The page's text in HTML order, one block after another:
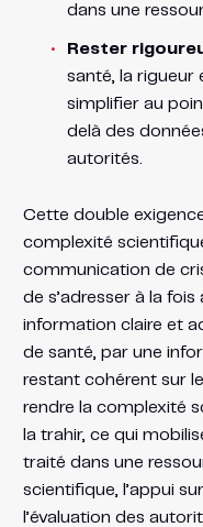
dans une
Rester
santé, la rigueur
simplifier au
delà des
autorités.
Cette double
complexité
communication de
de s’adresser à la
information claire et
de santé, par une
restant cohérent sur
rendre la complexité
la trahir, ce qui
traité dans une
scientifique, l’appui
l’évaluation des